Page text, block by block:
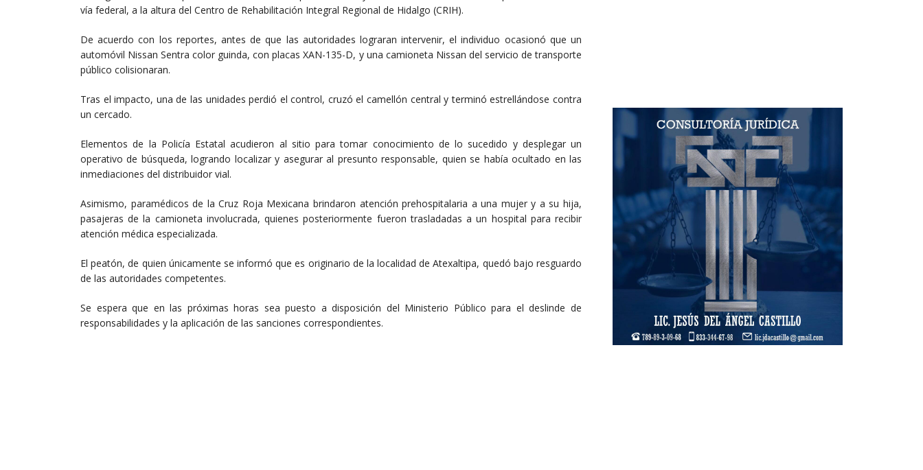
vía federal, a la altura del Centro de Rehabilitación Integral Regional de Hidalgo (CRIH).
De acuerdo con los reportes, antes de que las autoridades lograran intervenir, el individuo ocasionó que un
automóvil Nissan Sentra color guinda, con placas XAN-135-D, y una camioneta Nissan del servicio de transporte
público colisionaran.
Tras el impacto, una de las unidades perdió el control, cruzó el camellón central y terminó estrellándose contra
un cercado.
Elementos de la Policía Estatal acudieron al sitio para tomar conocimiento de lo sucedido y desplegar un
operativo de búsqueda, logrando localizar y asegurar al presunto responsable, quien se había ocultado en las
inmediaciones del distribuidor vial.
Asimismo, paramédicos de la Cruz Roja Mexicana brindaron atención prehospitalaria a una mujer y a su hija,
pasajeras de la camioneta involucrada, quienes posteriormente fueron trasladadas a un hospital para recibir
atención médica especializada.
El peatón, de quien únicamente se informó que es originario de la localidad de Atexaltipa, quedó bajo resguardo
de las autoridades competentes.
Se espera que en las próximas horas sea puesto a disposición del Ministerio Público para el deslinde de
responsabilidades y la aplicación de las sanciones correspondientes.